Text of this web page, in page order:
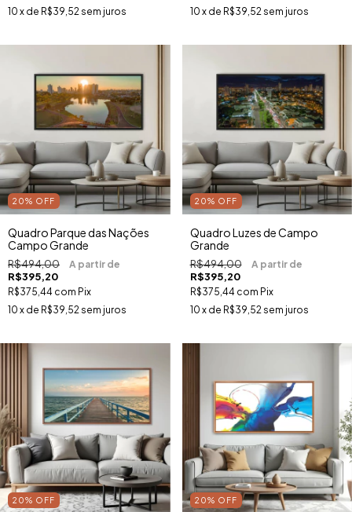
10 x de R$39,52 sem juros
10 x de R$39,52 sem juros
20% OFF
Quadro Parque das Nações
Campo Grande
R$494,00
R$395,20
R$375,44 com Pix
10 x de R$39,52 sem juros
20% OFF
Quadro Luzes de Campo
Grande
R$494,00
R$395,20
R$375,44 com Pix
10 x de R$39,52 sem juros
20% OFF 20% OFF